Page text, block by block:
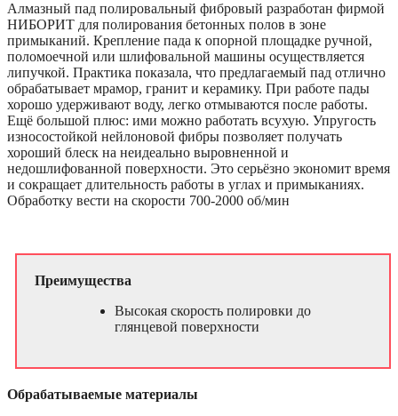
Алмазный пад полировальный фибровый разработан фирмой
НИБОРИТ для полирования бетонных полов в зоне
примыканий. Крепление пада к опорной площадке ручной,
поломоечной или шлифовальной машины осуществляется
липучкой. Практика показала, что предлагаемый пад отлично
обрабатывает мрамор, гранит и керамику. При работе пады
хорошо удерживают воду, легко отмываются после работы.
Ещё большой плюс: ими можно работать всухую. Упругость
износостойкой нейлоновой фибры позволяет получать
хороший блеск на неидеально выровненной и
недошлифованной поверхности. Это серьёзно экономит время
и сокращает длительность работы в углах и примыканиях.
Обработку вести на скорости 700-2000 об/мин
Преимущества
Высокая скорость полировки до
глянцевой поверхности
Обрабатываемые материалы